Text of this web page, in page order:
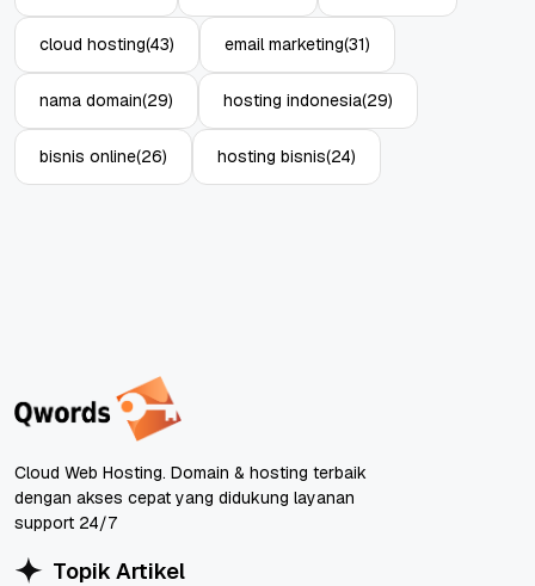
cloud hosting(43) email marketing(31)
nama domain(29) hosting indonesia(29)
bisnis online(26) hosting bisnis(24)
Cloud Web Hosting. Domain & hosting terbaik
dengan akses cepat yang didukung layanan
support 24/7
Topik Artikel